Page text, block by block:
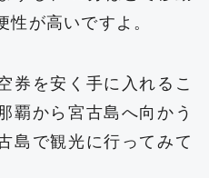
性が高いですよ。
券を安く手に入れるこ
覇から宮古島へ向かう
島で観光に行ってみて